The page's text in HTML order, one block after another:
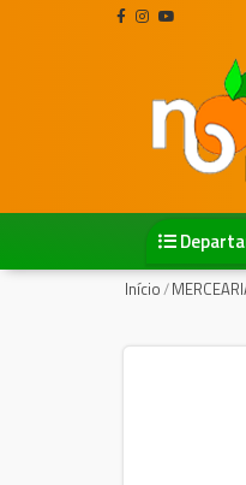
Início/